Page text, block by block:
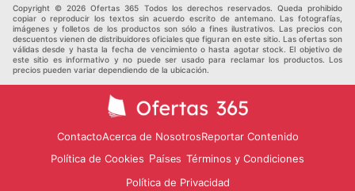
Otros
Copyright © 2026 Ofertas 365 Todos los derechos reservados. Queda prohibido
copiar o reproducir los textos sin acuerdo escrito de antemano. Las fotografías,
imágenes y folletos de los productos son sólo a fines ilustrativos. Las precios con
descuentos vienen de distribuidores oficiales que figuran en este sitio. Las ofertas son
válidas desde y hasta la fecha de vencimiento o hasta agotar stock. El objetivo de
este sitio es informativo y no puede ser usado para reclamar los productos. Los
precios pueden variar dependiendo de la ubicación.
ContactoAcerca de NosotrosReportar Contenido
Política de Cookies Países Términos y Condiciones
Política de Privacidad